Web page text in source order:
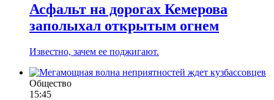
Асфальт на дорогах Кемерова
заполыхал открытым огнем
Известно, зачем ее поджигают.
Общество
15:45